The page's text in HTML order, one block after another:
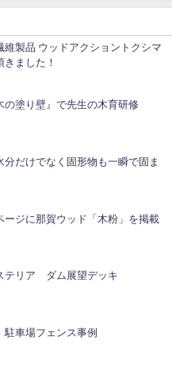
ョントクシマ
きました！
の塗り壁』で先生の木育研修
だけでなく固形物も一瞬で固ま
ージに那賀ウッド「木粉」を掲載
テリア ダム展望デッキ
車場フェンス事例